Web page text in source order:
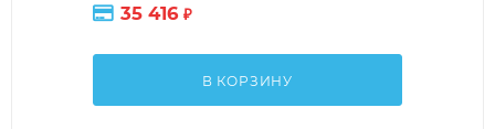
35 416 ₽
В КОРЗИНУ